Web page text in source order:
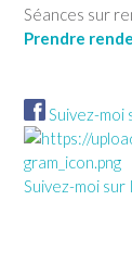
Séances sur
Prendre
Suivez-moi
Suivez-moi sur